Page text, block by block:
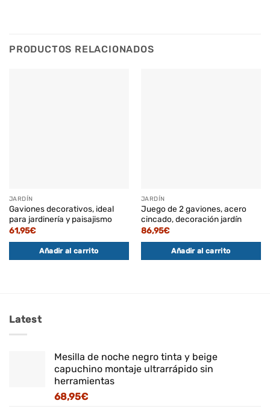
PRODUCTOS RELACIONADOS
JARDÍN
Gaviones decorativos, ideal
para jardinería y paisajismo
61,95€
Añadir al carrito
JARDÍN
Juego de 2 gaviones, acero
cincado, decoración jardín
86,95€
Añadir al carrito
Latest
Mesilla de noche negro tinta y beige
capuchino montaje ultrarrápido sin
herramientas
68,95€